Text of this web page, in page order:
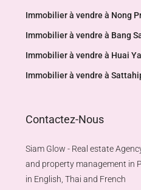
Immobilier à vendre à Nong
Immobilier à vendre à Bang
Immobilier à vendre à Huai
Immobilier à vendre à
Contactez-Nous
Siam Glow - Real estate
and property management in
in English, Thai and French